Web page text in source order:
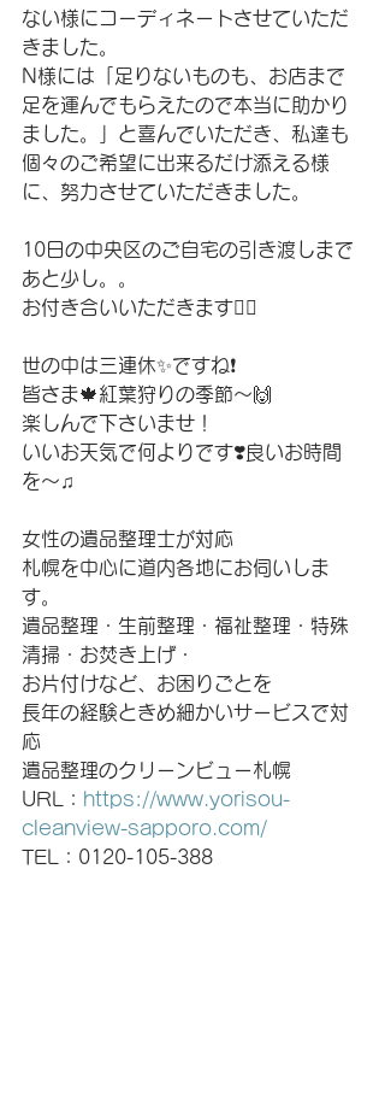
ない様にコーディネートさせていただ
きました。
N様には「足りないものも、お店まで
足を運んでもらえたので本当に助かり
ました。」と喜んでいただき、私達も
個々のご希望に出来るだけ添える様
に、努力させていただきました。
10日の中央区のご自宅の引き渡しまで
あと少し。。
お付き合いいただきます🙇‍♂️
世の中は三連休✨ですね❗️
皆さま🍁紅葉狩りの季節〜🙌
楽しんで下さいませ！
いいお天気で何よりです❣️良いお時間
を〜♫
女性の遺品整理士が対応
札幌を中心に道内各地にお伺いしま
す。
遺品整理・生前整理・福祉整理・特殊
清掃・お焚き上げ・
お片付けなど、お困りごとを
長年の経験ときめ細かいサービスで対
応
遺品整理のクリーンビュー札幌
URL： https://www.yorisou-
cleanview-sapporo.com/
TEL：0120-105-388